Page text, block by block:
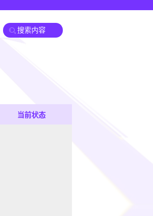
当前状态